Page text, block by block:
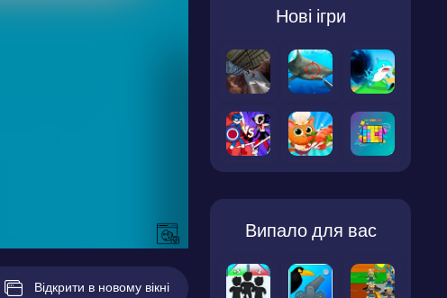
Відкрити в новому вікні
Нові ігри
Випало для вас